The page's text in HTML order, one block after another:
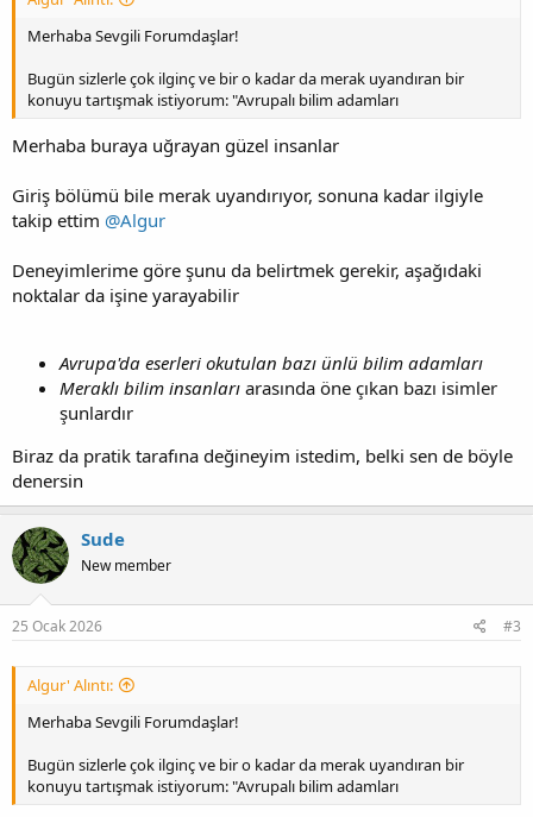
Merhaba Sevgili Forumdaşlar!
Bugün sizlerle çok ilginç ve bir o kadar da merak uyandıran bir
konuyu tartışmak istiyorum: "Avrupalı bilim adamları
Merhaba buraya uğrayan güzel insanlar
Giriş bölümü bile merak uyandırıyor, sonuna kadar ilgiyle
takip ettim @Algur
Deneyimlerime göre şunu da belirtmek gerekir, aşağıdaki
noktalar da işine yarayabilir
Avrupa'da eserleri okutulan bazı ünlü bilim adamları
Meraklı bilim insanları arasında öne çıkan bazı isimler
şunlardır
Biraz da pratik tarafına değineyim istedim, belki sen de böyle
denersin
Sude
New member
25 Ocak 2026 #3
Algur' Alıntı:
Merhaba Sevgili Forumdaşlar!
Bugün sizlerle çok ilginç ve bir o kadar da merak uyandıran bir
konuyu tartışmak istiyorum: "Avrupalı bilim adamları